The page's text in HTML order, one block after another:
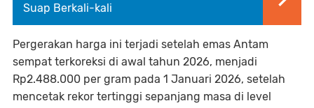
Suap Berkali-kali
Pergerakan harga ini terjadi setelah emas Antam
sempat terkoreksi di awal tahun 2026, menjadi
Rp2.488.000 per gram pada 1 Januari 2026, setelah
mencetak rekor tertinggi sepanjang masa di level